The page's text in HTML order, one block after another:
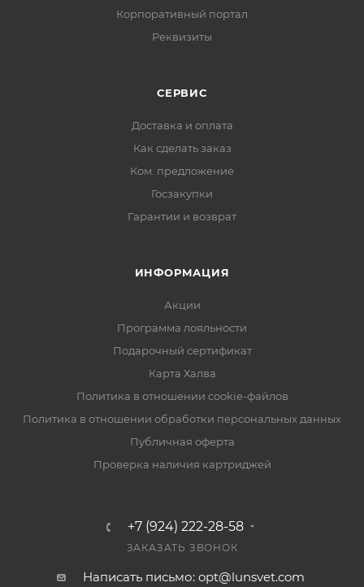
Корпоративный портал
Реквизиты
СЕРВИС
Доставка и оплата
Как сделать заказ
Ком. предложение
Госзакупки
Гарантии и возврат
ИНФОРМАЦИЯ
Акции
Программа лояльности
Подарочный сертификат
Карта Халва
Политика в отношении cookie-файлов
Политика в отношении обработки персональных данных
Публичная оферта
Проверка наличия картриджей
+7 (924) 222-28-58
ЗАКАЗАТЬ ЗВОНОК
Написать письмо: opt@lunsvet.com